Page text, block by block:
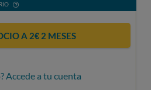
A 2€ 2 MESES
Accede a tu cuenta